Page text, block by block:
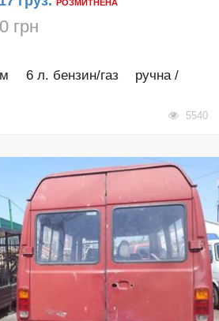
РОЗМИТНЕНА
грн
6 л. бензин/газ
ручна /
5540